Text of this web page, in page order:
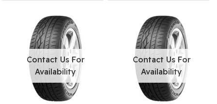
Contact Us For
Availability
Contact Us For
Availability